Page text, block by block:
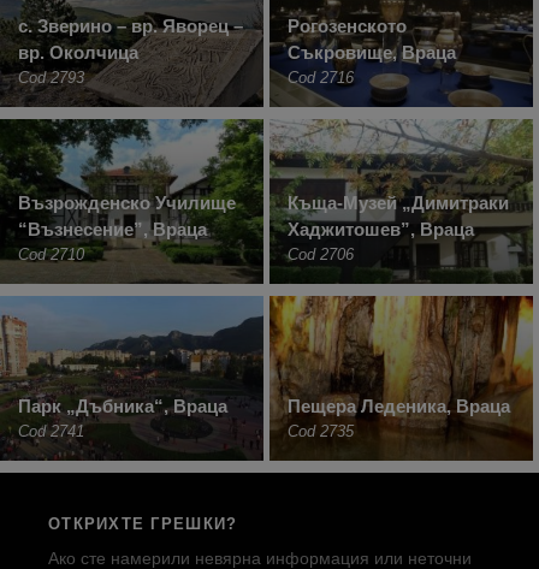
с. Зверино – вр. Яворец –
вр. Околчица
Cod 2793
Рогозенското
Съкровище, Враца
Cod 2716
Възрожденско Училище
“Възнесение”, Враца
Cod 2710
Къща-Музей „Димитраки
Хаджитошев”, Враца
Cod 2706
Парк „Дъбника“, Враца
Cod 2741
Пещера Леденика, Враца
Cod 2735
ОТКРИХТЕ ГРЕШКИ?
Ако сте намерили невярна информация или неточни